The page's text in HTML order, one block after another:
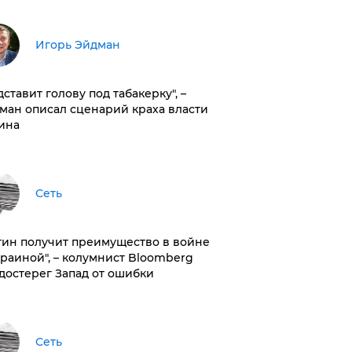
Игорь Эйдман
голову под табакерку", –
описал сценарий краха власти
Сеть
получит преимущество в войне
– колумнист Bloomberg
Запад от ошибки
Сеть